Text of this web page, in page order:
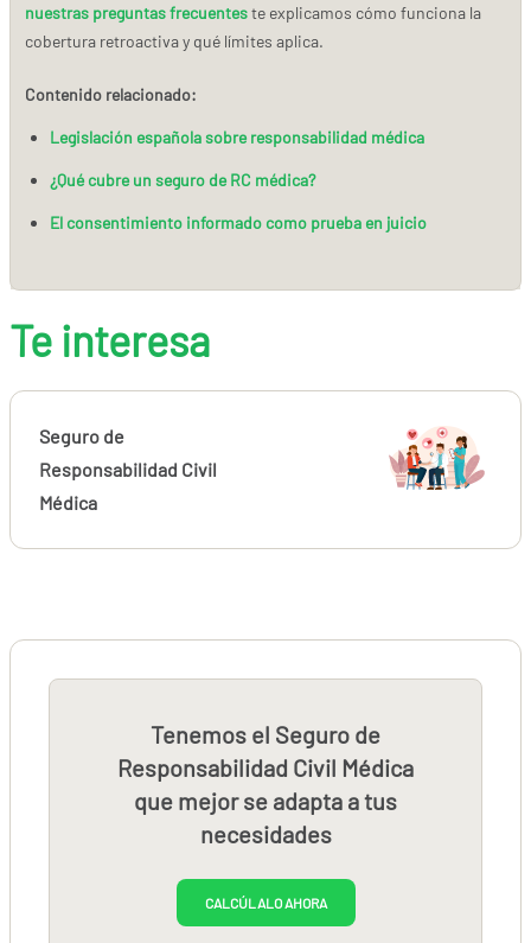
nuestras preguntas frecuenteste explicamos cómo funciona la
cobertura retroactiva y qué límites aplica.
Contenido relacionado:
Legislación española sobre responsabilidad médica
¿Qué cubre un seguro de RC médica?
El consentimiento informado como prueba en juicio
Te interesa
Seguro de
Responsabilidad Civil
Médica
Tenemos el Seguro de
Responsabilidad Civil Médica
que mejor se adapta a tus
necesidades
CALCÚLALO AHORA